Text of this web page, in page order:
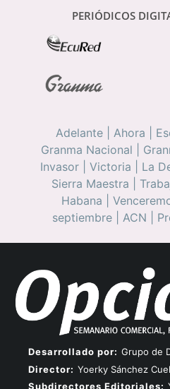
PERIÓDICOS
Adelante Ahora
Granma Nacional
Invasor
Victoria La
Sierra Maestra
Habana
septiembre| ACN
Desarrollado por: Grupo de
Director: Yoerky Sánchez
Subdirectores Editoriales: